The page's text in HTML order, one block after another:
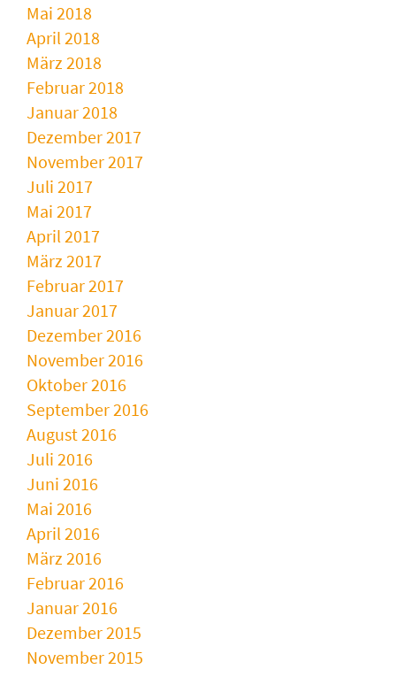
Mai 2018
April 2018
März 2018
Februar 2018
Januar 2018
Dezember 2017
November 2017
Juli 2017
Mai 2017
April 2017
März 2017
Februar 2017
Januar 2017
Dezember 2016
November 2016
Oktober 2016
September 2016
August 2016
Juli 2016
Juni 2016
Mai 2016
April 2016
März 2016
Februar 2016
Januar 2016
Dezember 2015
November 2015